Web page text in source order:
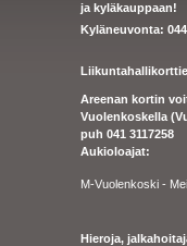
ja kyläkauppaan!
Kyläneuvonta: 044
Areenan kortin
Vuolenkoskella
puh 041 3117258
Aukioloajat:
M-Vuolenkoski -
Hieroja,